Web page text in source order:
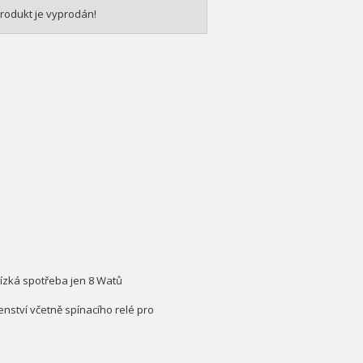
je vyprodán!
spotřeba jen 8 Watů
včetně spínacího relé pro